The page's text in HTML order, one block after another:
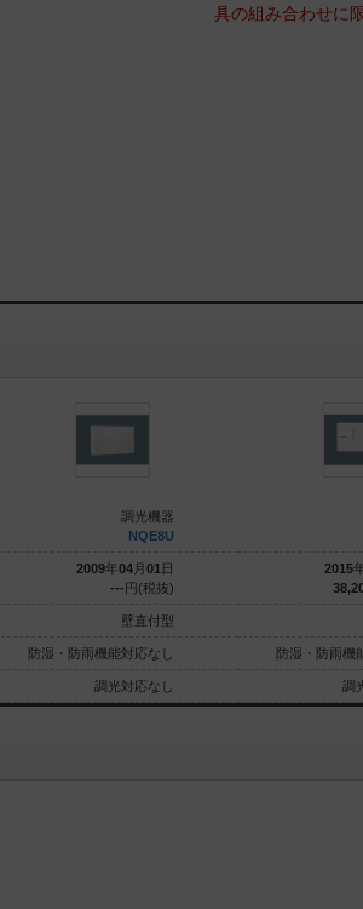
具の組み合わせに
調光機器
NQE8U
2009年04月 01 日
---円(税抜)
壁直付型
防湿・防雨機能対応なし
調光対応なし
2015
防湿・防雨機
調